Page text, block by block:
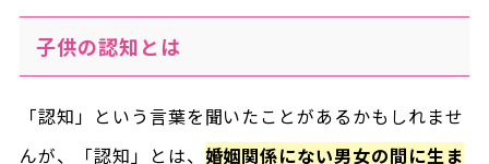
子供の認知とは
「認知」という言葉を聞いたことがあるかもしれませ
んが、「認知」とは、 婚姻関係にない男女の間に生ま